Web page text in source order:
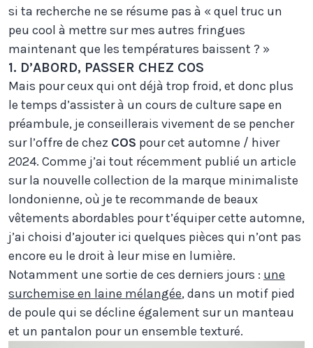
si ta recherche ne se résume pas à « quel truc un
peu cool à mettre sur mes autres fringues
maintenant que les températures baissent ? »
1. D’ABORD, PASSER CHEZ COS
Mais pour ceux qui ont déjà trop froid, et donc plus
le temps d’assister à un cours de culture sape en
préambule, je conseillerais vivement de se pencher
sur l’offre de chez COS pour cet automne / hiver
2024. Comme j’ai tout récemment publié un article
sur la nouvelle collection de la marque minimaliste
londonienne, où je te recommande de beaux
vêtements abordables pour t’équiper cette automne,
j’ai choisi d’ajouter ici quelques pièces qui n’ont pas
encore eu le droit à leur mise en lumière.
Notamment une sortie de ces derniers jours : une
surchemise en laine mélangée, dans un motif pied
de poule qui se décline également sur un manteau
et un pantalon pour un ensemble texturé.